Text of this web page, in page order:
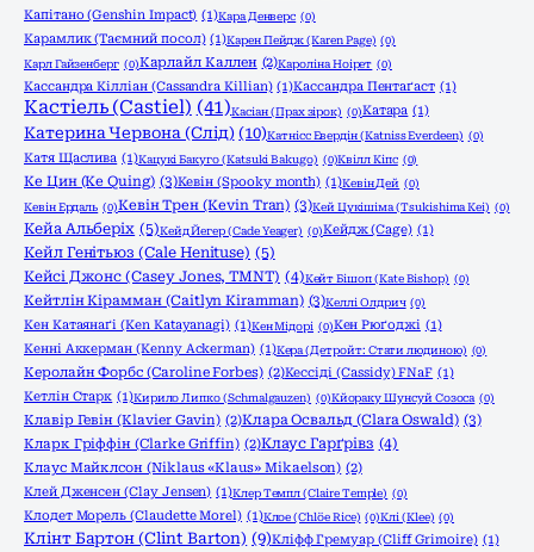
Капітано (Genshin Impact) (1)Кара Денверс (0)
Карамлик (Таємний посол) (1)Карен Пейдж (Karen Page) (0)
Карл Гайзенберг (0)Карлайл Каллен (2)Кароліна Ноірет (0)
Кассандра Кілліан (Cassandra Killian) (1)Кассандра Пентаґаст (1)
Кастіель (Castiel) (41)Касіан (Прах зірок) (0)Катара (1)
Катерина Червона (Слід) (10)Катнісс Евердін (Katniss Everdeen) (0)
Катя Щаслива (1)Кацукі Бакуго (Katsuki Bakugo) (0)Квілл Кіпс (0)
Ке Цин (Ke Quing) (3)Кевін (Spooky month) (1)Кевін Дей (0)
Кевін Ердаль (0)Кевін Трен (Kevin Tran) (3)Кей Цукішіма (Tsukishima Kei) (0)
Кейа Альберіх (5)Кейд Йегер (Cade Yeager) (0)Кейдж (Cage) (1)
Кейл Генітьюз (Cale Henituse) (5)
Кейсі Джонс (Casey Jones, TMNT) (4)Кейт Бішоп (Kate Bishop) (0)
Кейтлін Кірамман (Caitlyn Kiramman) (3)Келлі Олдрич (0)
Кен Катаянаґі (Ken Katayanagi) (1)Кен Мідорі (0)Кен Рюґоджі (1)
Кенні Аккерман (Kenny Ackerman) (1)Кера (Детройт: Стати людиною) (0)
Керолайн Форбс (Caroline Forbes) (2)Кессіді (Cassidy) FNaF (1)
Кетлін Старк (1)Кирило Липко (Schmalgauzen) (0)Кйораку Шунсуй Созоса (0)
Клавір Гевін (Klavier Gavin) (2)Клара Освальд (Clara Oswald) (3)
Кларк Гріффін (Clarke Griffin) (2)Клаус Гарґрівз (4)
Клаус Майклсон (Niklaus «Klaus» Mikaelson) (2)
Клей Дженсен (Clay Jensen) (1)Клер Темпл (Claire Temple) (0)
Клодет Морель (Claudette Morel) (1)Клое (Chlöe Rice) (0)Клі (Klee) (0)
Клінт Бартон (Clint Barton) (9)Кліфф Гремуар (Cliff Grimoire) (1)